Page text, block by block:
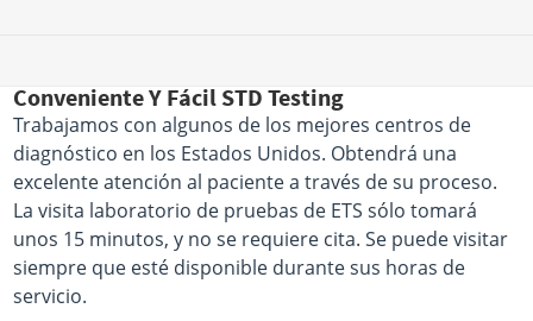
Conveniente Y Fácil STD Testing
Trabajamos con algunos de los mejores centros de
diagnóstico en los Estados Unidos. Obtendrá una
excelente atención al paciente a través de su proceso.
La visita laboratorio de pruebas de ETS sólo tomará
unos 15 minutos, y no se requiere cita. Se puede visitar
siempre que esté disponible durante sus horas de
servicio.